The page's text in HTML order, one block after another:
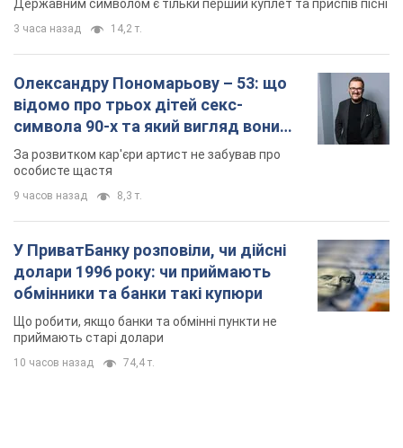
Державним символом є тільки перший куплет та приспів пісні
3 часа назад 14,2 т.
Олександру Пономарьову – 53: що
відомо про трьох дітей секс-
символа 90-х та який вигляд вони
мають
За розвитком кар'єри артист не забував про
особисте щастя
9 часов назад 8,3 т.
У ПриватБанку розповіли, чи дійсні
долари 1996 року: чи приймають
обмінники та банки такі купюри
Що робити, якщо банки та обмінні пункти не
приймають старі долари
10 часов назад 74,4 т.